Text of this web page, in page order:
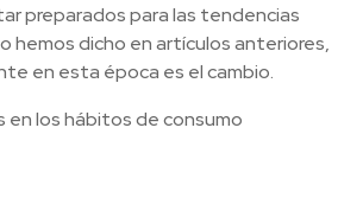
preparados para las tendencias
hemos dicho en artículos anteriores,
en esta época es el cambio.
los hábitos de consumo